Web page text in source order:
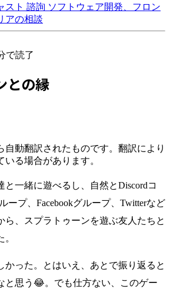
スト 諮詢 ソフトウェア開発、フロン
アの相談
で読了
との縁
自動翻訳されたものです。翻訳により
る場合があります。
と一緒に遊べるし、自然とDiscordコ
ープ、Facebookグループ、Twitterなど
ら、スプラトゥーンを遊ぶ友人たちと
かった。とはいえ、あとで振り返ると
と思う😂。でも仕方ない、このゲー